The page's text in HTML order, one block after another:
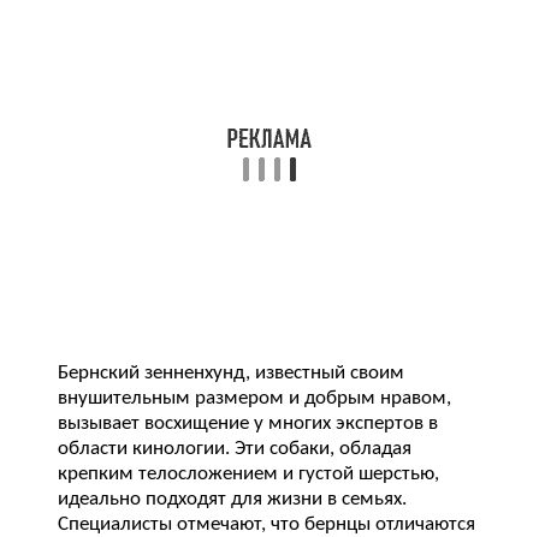
Бернский зенненхунд, известный своим
внушительным размером и добрым нравом,
вызывает восхищение у многих экспертов в
области кинологии. Эти собаки, обладая
крепким телосложением и густой шерстью,
идеально подходят для жизни в семьях.
Специалисты отмечают, что бернцы отличаются